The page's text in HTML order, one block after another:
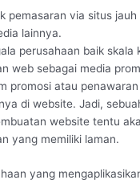
pemasaran via situs jauh
lainnya.
perusahaan baik skala
web sebagai media
promosi atau
di website. Jadi,
website tentu
yang memiliki laman.
yang